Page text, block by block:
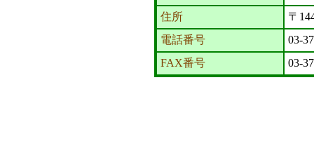
住所
〒
電話番号
03-
FAX番号
03-